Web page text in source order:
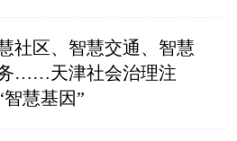
社区、智慧交通、智慧
……天津社会治理注
智慧基因”